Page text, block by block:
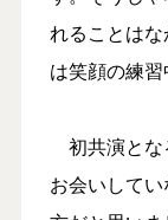
れることは
は笑顔の練習
初共演とな
お会いして